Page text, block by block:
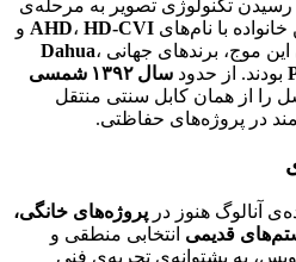
رسیدن تکنولوژی تصویر به مرحله‌ی
با نام‌های AHD، HD‑CVI
و
موج، برندهای جهانی Dahua،
بودند. از حدود سال ۱۳۹۲ شمسی
2 تا 5 مگاپیکسل را از همان کابل سنتی منتقل
در پروژه‌های حفاظتی.
پروژه‌های خانگی،
قدیمی انتخابی منطقی و
به پشتوانه‌ی تجربه‌ی فنی